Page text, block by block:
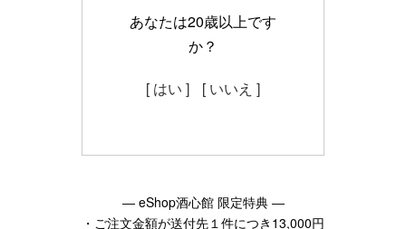
あなたは20歳以上です
か？
[ はい ] [ いいえ ]
― eShop酒心館 限定特典 ―
・ご注文金額が送付先１件につき13,000円